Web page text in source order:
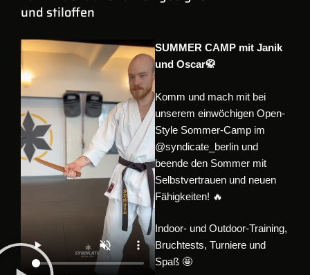
und stiloffen
SUMMER CAMP mit Janik
und Oscar🥋
Komm und mach mit bei
unserem einwöchigen Open-
Style Sommer-Camp im
@syndicate_berlin und
beende den Sommer mit
Selbstvertrauen und neuen
Fähigkeiten! 🔥
Indoor- und Outdoor-Training,
Bruchtests, Turniere und
Spaß 🤩